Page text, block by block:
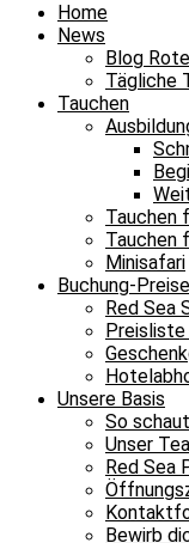
Home
News
Blog
Tägliche
Tauchen
Tauchen
Tauchen
Minisafari
Buchung-
Red Sea
Preisliste
Unsere Basis
So
Unser
Red Sea
Bewirb